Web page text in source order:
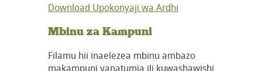
Download Upokonyaji wa Ardhi
Mbinu za Kampuni
Filamu hii inaelezea mbinu ambazo
makampuni yanatumia ili kuwashawishi